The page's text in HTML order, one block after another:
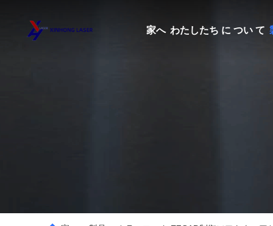
家へ わたしたち に つい て